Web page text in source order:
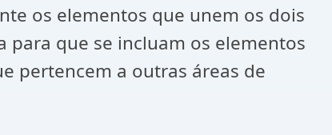
os elementos que unem os dois
que se incluam os elementos
pertencem a outras áreas de